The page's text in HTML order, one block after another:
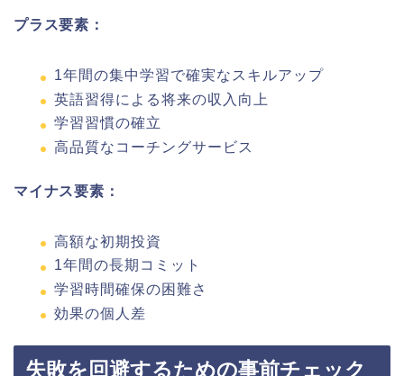
プラス要素：
1年間の集中学習で確実なスキルアップ
英語習得による将来の収入向上
学習習慣の確立
高品質なコーチングサービス
マイナス要素：
高額な初期投資
1年間の長期コミット
学習時間確保の困難さ
効果の個人差
失敗を回避するための事前チェック